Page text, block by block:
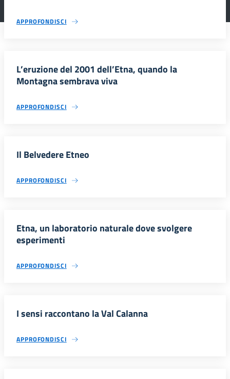
APPROFONDISCI
L’eruzione del 2001 dell’Etna, quando la
Montagna sembrava viva
APPROFONDISCI
Il Belvedere Etneo
APPROFONDISCI
Etna, un laboratorio naturale dove svolgere
esperimenti
APPROFONDISCI
I sensi raccontano la Val Calanna
APPROFONDISCI